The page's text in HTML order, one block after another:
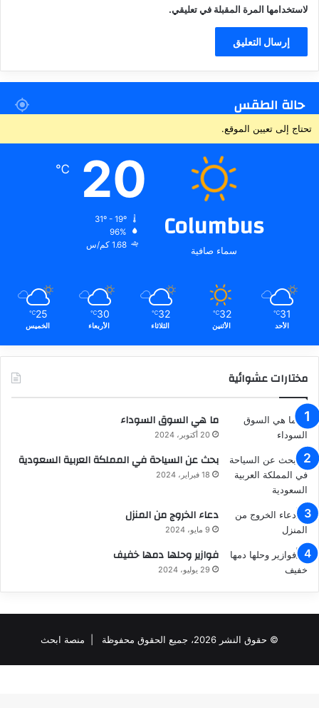
لاستخدامها المرة المقبلة في تعليقي.
حالة الطقس
تحتاج إلى تعيين الموقع.
Columbus
سماء صافية
20
℃
96%
1.68 كم/س
31
℃
الأحد
32
℃
الأثنين
32
℃
الثلاثاء
30
℃
الأربعاء
25
℃
الخميس
مختارات عشوائية
ما هي السوق السوداء
20 أكتوبر، 2024
بحث عن السياحة في المملكة العربية السعودية
18 فبراير، 2024
دعاء الخروج من المنزل
9 مايو، 2024
فوازير وحلها دمها خفيف
29 يوليو، 2024
© حقوق النشر 2026، جميع الحقوق محفوظة | منصة ابحث